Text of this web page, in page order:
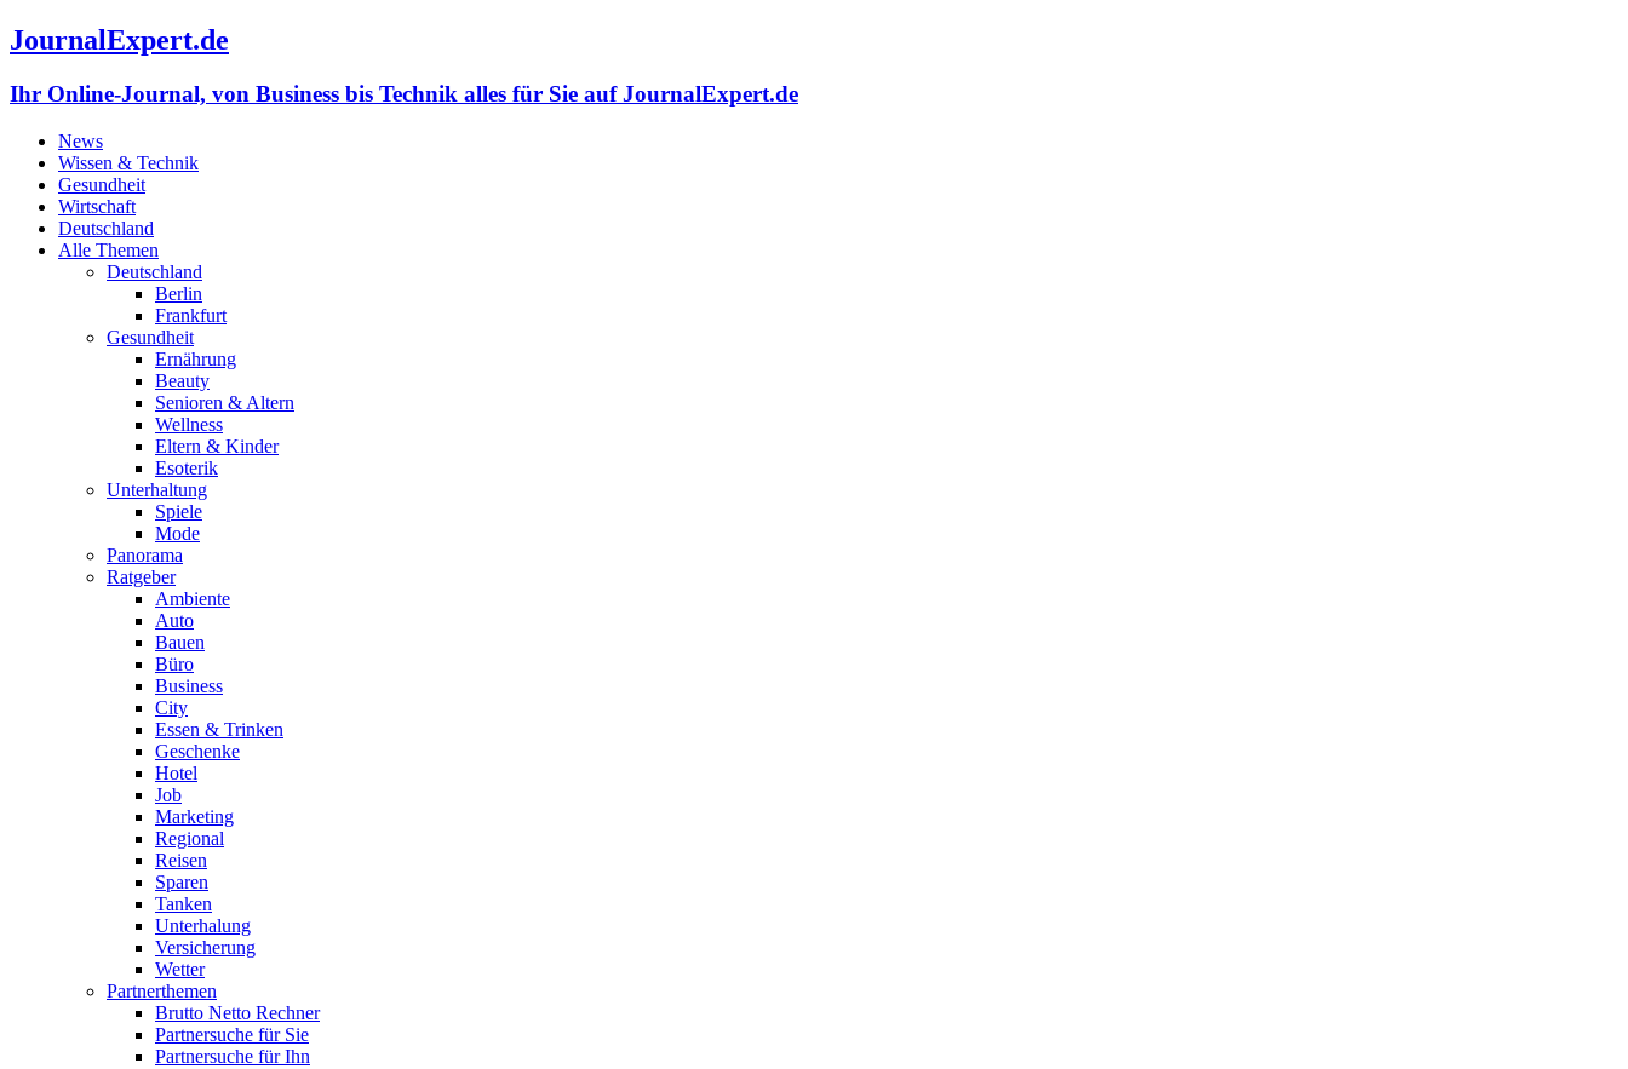
JournalExpert.de
Ihr Online-Journal, von Business bis Technik alles für Sie auf JournalExpert.de
News
Wissen & Technik
Gesundheit
Wirtschaft
Deutschland
Alle Themen
Deutschland
Berlin
Frankfurt
Gesundheit
Ernährung
Beauty
Senioren & Altern
Wellness
Eltern & Kinder
Esoterik
Unterhaltung
Spiele
Mode
Panorama
Ratgeber
Ambiente
Auto
Bauen
Büro
Business
City
Essen & Trinken
Geschenke
Hotel
Job
Marketing
Regional
Reisen
Sparen
Tanken
Unterhalung
Versicherung
Wetter
Partnerthemen
Brutto Netto Rechner
Partnersuche für Sie
Partnersuche für Ihn